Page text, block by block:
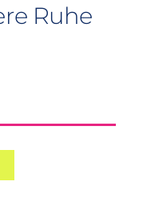
Ruhe